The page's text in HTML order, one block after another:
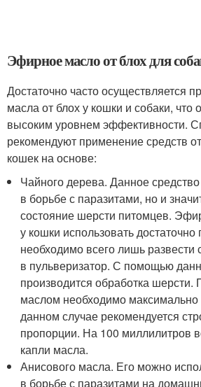
Эфирное масло от блох для
Достаточно часто осуществляется
масла от блох у кошки и собаки, что
высоким уровнем эффективности.
рекомендуют применение средств
кошек на основе:
Чайного дерева. Данное
в борьбе с паразитами, но и
состояние шерсти питомцев.
у кошки использовать достаточно
необходимо всего лишь развести
в пульверизатор. С помощью
производится обработка шерсти.
маслом необходимо
данном случае рекомендуется
пропорции. На 100 миллилитров
капли масла.
Анисового масла. Его можно
в борьбе с паразитами на